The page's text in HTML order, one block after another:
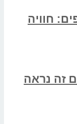
חוויה
זה נראה